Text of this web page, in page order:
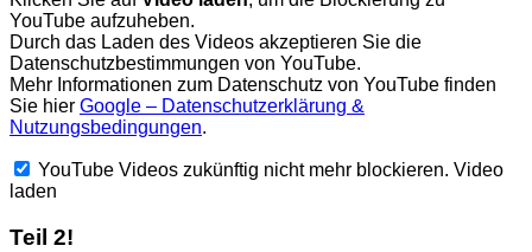
YouTube aufzuheben.
Durch das Laden des Videos akzeptieren Sie die
Datenschutzbestimmungen von YouTube.
Mehr Informationen zum Datenschutz von YouTube finden
Sie hier Google – Datenschutzerklärung &
Nutzungsbedingungen.
YouTube Videos zukünftig nicht mehr blockieren. Video
laden
Teil 2!